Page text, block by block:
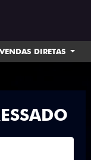
VENDAS DIRETAS